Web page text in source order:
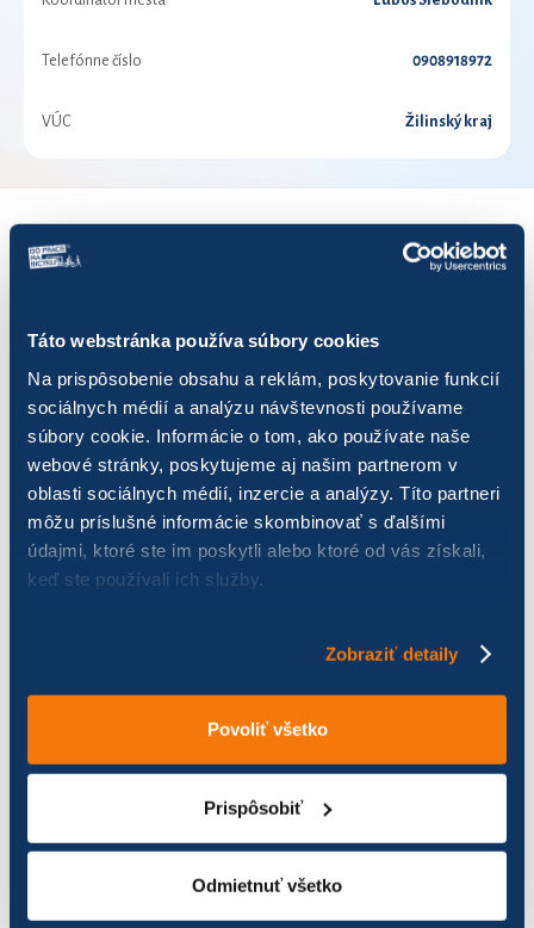
Táto webstránka používa súbory cookies
Na prispôsobenie obsahu a reklám, poskytovanie funkcií
sociálnych médií a analýzu návštevnosti používame
súbory cookie. Informácie o tom, ako používate naše
webové stránky, poskytujeme aj našim partnerom v
oblasti sociálnych médií, inzercie a analýzy. Títo partneri
môžu príslušné informácie skombinovať s ďalšími
údajmi, ktoré ste im poskytli alebo ktoré od vás získali,
keď ste používali ich služby.
Zobraziť detaily
Povoliť všetko
Prispôsobiť
Odmietnuť všetko
Telefónne číslo 0908918972
VÚC Žilinský kraj
VÝSLEDKY PRE ROK 2021
Zobraziť výsledkov
Názov Počet jázd Najazdených km
4you 0 0,00
A predsa sa točí
AKO NIČ | racing team 182
American Psycho 108 243,60